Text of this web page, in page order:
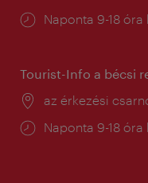
Nyitva
Naponta 9-18
Tourist-Info a bécsi
Helyszín:
az érkezési
Nyitva
Naponta 9-18